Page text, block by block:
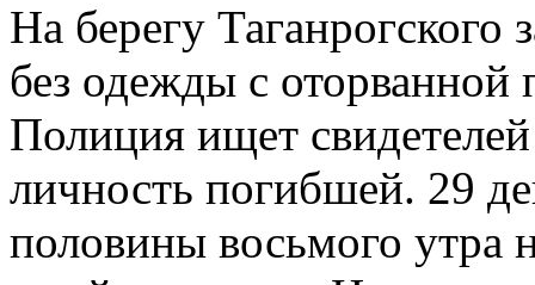
На берегу
без одежды с оторванной
Полиция ищет
личность погибшей. 29
половины восьмого утра